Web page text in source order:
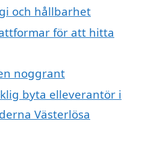
och hållbarhet
för att hitta
noggrant
byta elleverantör i
Västerlösa